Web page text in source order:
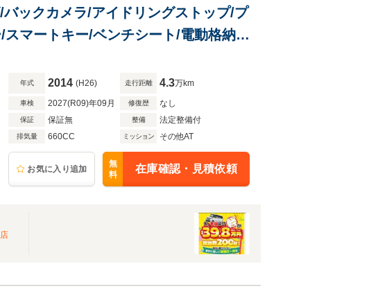
ックカメラ/アイドリングストップ/プ
マートキー/ベンチシート/電動格納ミ
年式 2014 (H26) 走行距離 4.3万km
車検 2027(R09)年09月 修復歴 なし
保証 保証無 整備 法定整備付
排気量 660CC ミッション その他AT
お気に入り追加
無
料
在庫確認・見積依頼